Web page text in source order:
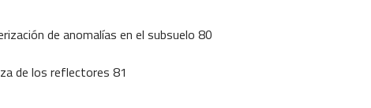
de anomalías en el subsuelo 80
de los reflectores 81